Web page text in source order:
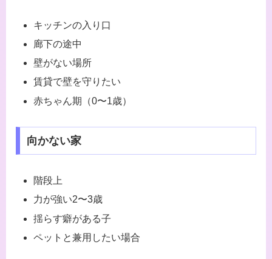
キッチンの入り口
廊下の途中
壁がない場所
賃貸で壁を守りたい
赤ちゃん期（0〜1歳）
向かない家
階段上
力が強い2〜3歳
揺らす癖がある子
ペットと兼用したい場合